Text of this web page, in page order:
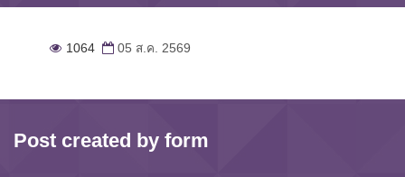
1064 05 ส.ค. 2569
Post created by form